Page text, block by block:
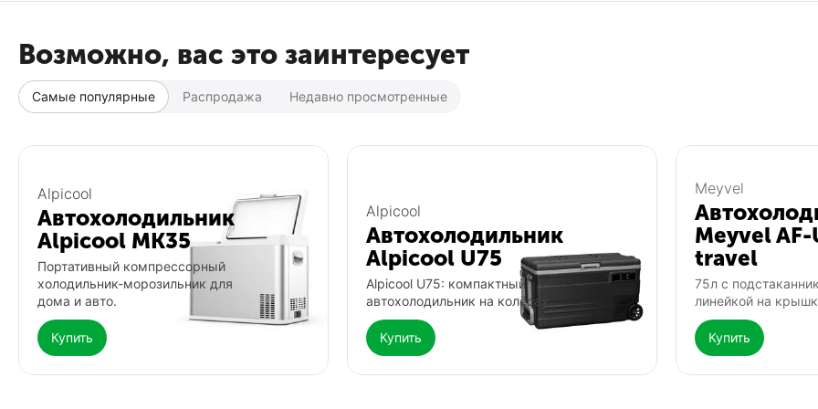
Возможно, вас это заинтересует
Самые популярные Распродажа Недавно просмотренные
Популярный
Alpicool
Автохолодильник
Alpicool MK35
Портативный компрессорный
холодильник-морозильник для
дома и авто.
Купить
Alpicool
Автохолодильник
Alpicool U75
Alpicool U75: компактный
автохолодильник на колёсах.
Купить
Meyvel
Meyvel AF-
travel
75л с
линейкой на
Купить